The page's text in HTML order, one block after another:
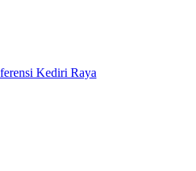
Kediri Raya